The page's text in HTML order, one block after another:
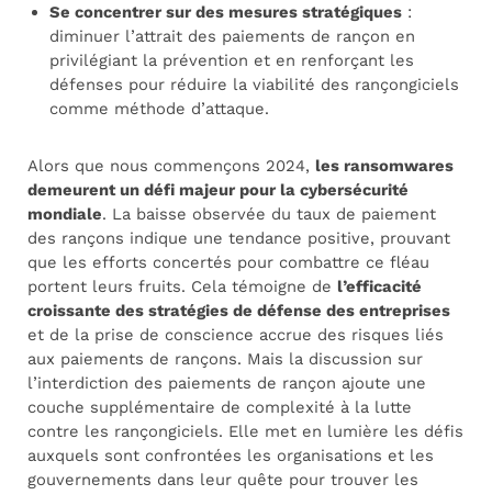
Se concentrer sur des mesures stratégiques :
diminuer l’attrait des paiements de rançon en
privilégiant la prévention et en renforçant les
défenses pour réduire la viabilité des rançongiciels
comme méthode d’attaque.
Alors que nous commençons 2024, les ransomwares
demeurent un défi majeur pour la cybersécurité
mondiale. La baisse observée du taux de paiement
des rançons indique une tendance positive, prouvant
que les efforts concertés pour combattre ce fléau
portent leurs fruits. Cela témoigne de l’efficacité
croissante des stratégies de défense des entreprises
et de la prise de conscience accrue des risques liés
aux paiements de rançons. Mais la discussion sur
l’interdiction des paiements de rançon ajoute une
couche supplémentaire de complexité à la lutte
contre les rançongiciels. Elle met en lumière les défis
auxquels sont confrontées les organisations et les
gouvernements dans leur quête pour trouver les